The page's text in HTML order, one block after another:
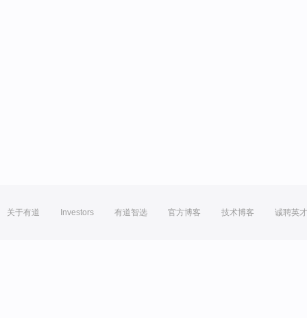
关于有道 Investors 有道智选 官方博客 技术博客 诚聘英才